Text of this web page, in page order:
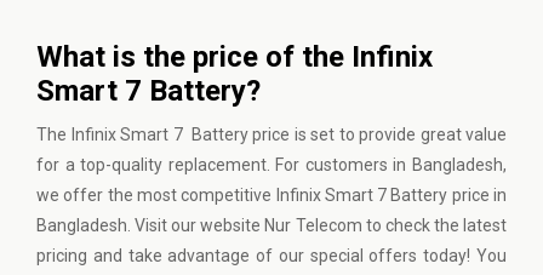
What is the price of the Infinix
Smart 7 Battery?
The Infinix Smart 7 Battery price is set to provide great value
for a top-quality replacement. For customers in Bangladesh,
we offer the most competitive Infinix Smart 7 Battery price in
Bangladesh. Visit our website Nur Telecom to check the latest
pricing and take advantage of our special offers today! You